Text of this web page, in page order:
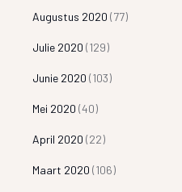
Augustus 2020 (77)
Julie 2020 (129)
Junie 2020 (103)
Mei 2020 (40)
April 2020 (22)
Maart 2020 (106)